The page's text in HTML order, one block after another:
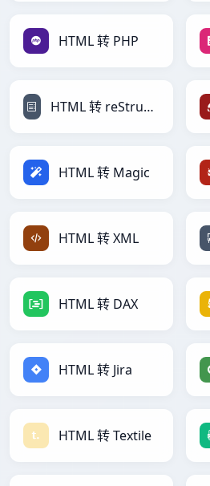
HTML 转 PHP
HTML 转 reStructuredText
HTML 转 Magic
HTML 转 XML
HTML 转 DAX
HTML 转 Jira
HTML 转 Textile